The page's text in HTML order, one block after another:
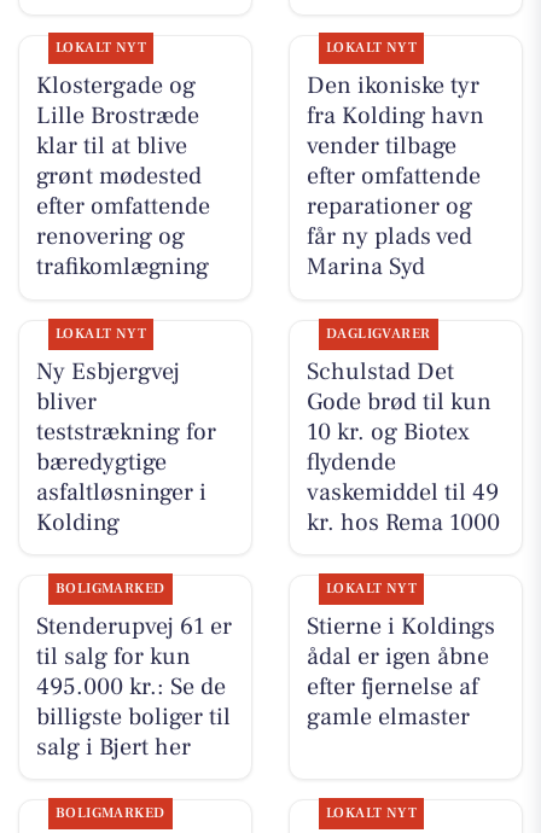
LOKALT NYT
Klostergade og
Lille Brostræde
klar til at blive
grønt mødested
efter omfattende
renovering og
trafikomlægning
LOKALT NYT
Den ikoniske tyr
fra Kolding havn
vender tilbage
efter omfattende
reparationer og
får ny plads ved
Marina Syd
LOKALT NYT
Ny Esbjergvej
bliver
teststrækning for
bæredygtige
asfaltløsninger i
Kolding
DAGLIGVARER
Schulstad Det
Gode brød til kun
10 kr. og Biotex
flydende
vaskemiddel til 49
kr. hos Rema 1000
BOLIGMARKED
Stenderupvej 61 er
til salg for kun
495.000 kr.: Se de
billigste boliger til
salg i Bjert her
LOKALT NYT
Stierne i Koldings
ådal er igen åbne
efter fjernelse af
gamle elmaster
BOLIGMARKED LOKALT NYT